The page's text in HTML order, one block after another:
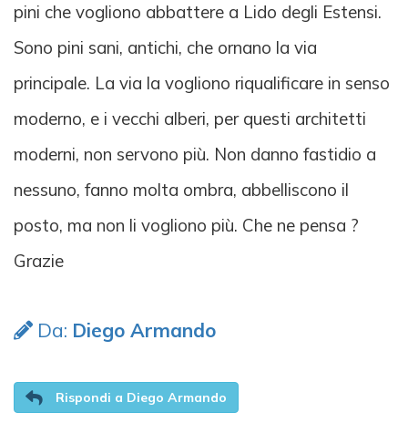
pini che vogliono abbattere a Lido degli Estensi.
Sono pini sani, antichi, che ornano la via
principale. La via la vogliono riqualificare in senso
moderno, e i vecchi alberi, per questi architetti
moderni, non servono più. Non danno fastidio a
nessuno, fanno molta ombra, abbelliscono il
posto, ma non li vogliono più. Che ne pensa ?
Grazie
Da: Diego Armando
Rispondi a Diego Armando